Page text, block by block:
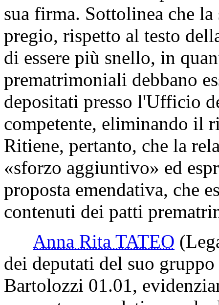
Giusi BARTOLOZZI
Garavaglia, nella XVI
proposta di legge in
contenuto è stato in parte
sua firma. Sottolinea che
pregio, rispetto al testo
di essere più snello, in
prematrimoniali debbano
depositati presso l'Ufficio
competente, eliminando il
Ritiene, pertanto, che la
«sforzo aggiuntivo» ed
proposta emendativa, che
contenuti dei patti